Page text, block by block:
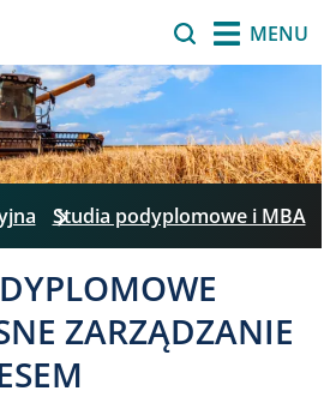
MENU
Studia podyplomowe i MBA
ZARZĄDZANIE